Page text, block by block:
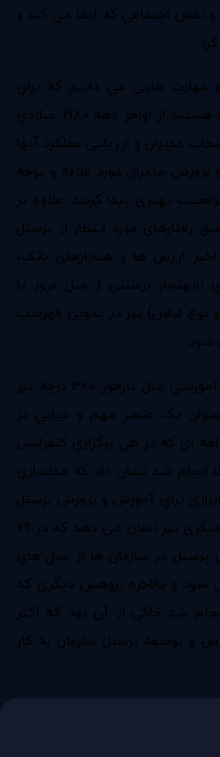
نقش اجتماعي که ايفا مي کند و
.
و مهارت هايي مي دانيم که براي
موفقيت در يک نقش خاص لازم و ضروري هستند از اواخر دهه 1980 ميلادي
مديران و ارزيابي عملکرد آنها
رهبري و پرورش مديران مورد علاقه و توجه
بهتري پيدا کردند. علاوه بر
رفتارهاي مورد انتظار از پرسنل
ارزش ها و هنجارهاي بانک،
پرسنلي ( مثل غرور يا
لباس) نيز در تدوين فهرست
.
سرانجام ابزارها و روشهاي رايج پرورشي و آموزشي مثل بازخور 360 درجه نيز
يک عنصر مهم و حياتي در
اي که در طي برگزاري کنفرانس
ژوئن سال 2001 در آمريکا انجام شد نشان داد که مدلسازي
عنوان ابزاري براي آموزش و پرورش پرسنل
مورد استفاده قرار مي گيرد. مطالعه مشابه ديگري نيز نشان مي دهد که در 69
در سازمان ها از مدل هاي
شود و بالاخره پژوهش ديگري که
شد حاکي از آن بود که اکثر
و توسعه پرسنل سازمان به کار